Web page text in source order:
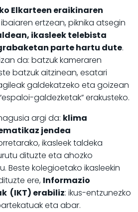
Elkarteen eraikinaren
ertzean, piknika atsegin
ikasleek telebista
parte hartu dute.
da: batzuk kameraren
batzuk aitzinean, esatari
galdekatzeko eta goizean
galdezketak” erakusteko.
argi da: klima
jendea
ikasleek taldeka
dituzte eta ahozko
Beste kolegioetako ikasleekin
ere, Informazio
(IKT) erabiliz: ikus-entzunezko
eta abar.